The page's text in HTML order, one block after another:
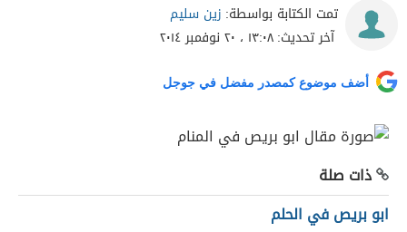
تمت الكتابة بواسطة: زين سليم
آخر تحديث:١٣:٠٨ ، ٢٠ نوفمبر ٢٠١٤
أضف موضوع كمصدر مفضل في جوجل
ذات صلة
ابو بريص في الحلم